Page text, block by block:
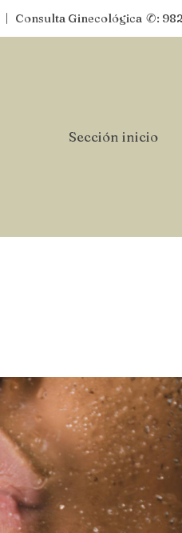
| Consulta Ginecológica ✆:
Sección inicio